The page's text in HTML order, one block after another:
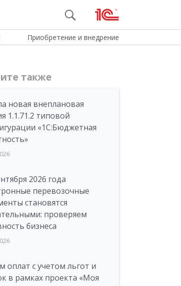
Приобретение и внедрение
также
новая внеплановая
1.1.71.2 типовой
«1C:Бюджетная
2026 года
перевозочные
становятся
проверяем
бизнеса
оплат с учетом льгот и
в рамках проекта «Моя